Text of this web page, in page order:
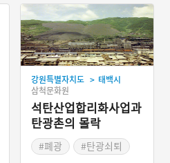
강원특별자치도 > 태백시
삼척문화원
석탄산업합리화사업과
탄광촌의 몰락
#폐광 #탄광쇠퇴